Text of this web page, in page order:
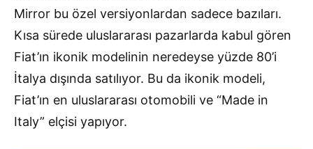
Mirror bu özel versiyonlardan sadece bazıları.
Kısa sürede uluslararası pazarlarda kabul gören
Fiat’ın ikonik modelinin neredeyse yüzde 80’i
İtalya dışında satılıyor. Bu da ikonik modeli,
Fiat’ın en uluslararası otomobili ve “Made in
Italy” elçisi yapıyor.